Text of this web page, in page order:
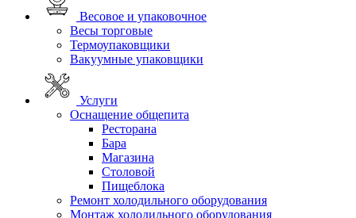
Весовое и упаковочное
Весы торговые
Термоупаковщики
Вакуумные упаковщики
Услуги
Оснащение общепита
Ресторана
Бара
Магазина
Столовой
Пищеблока
Ремонт холодильного оборудования
Монтаж холодильного оборудования